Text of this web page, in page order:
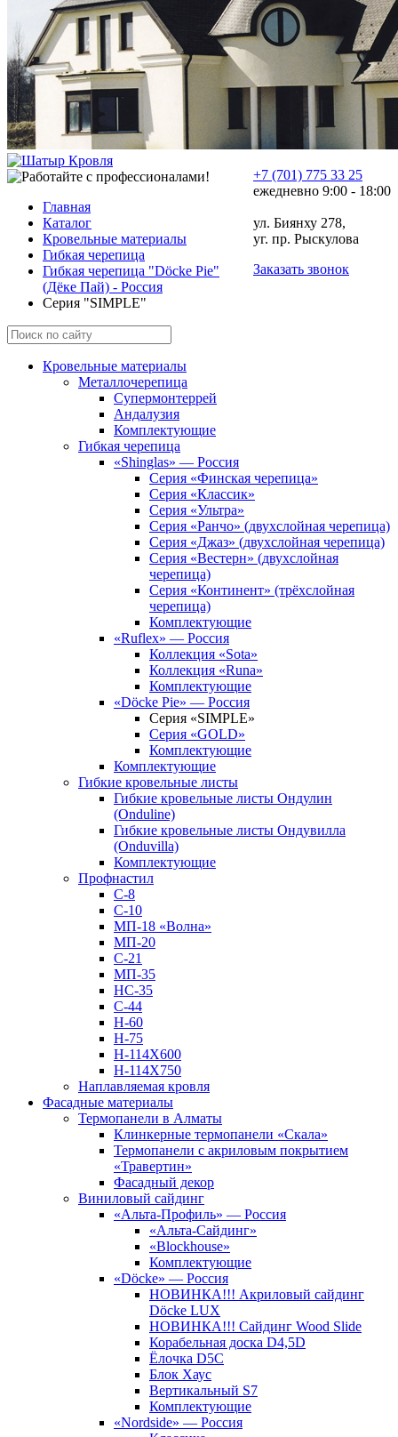
+7 (701) 775 33 25
ежедневно 9:00 - 18:00
ул. Биянху 278,
уг. пр. Рыскулова
Заказать звонок
Главная
Каталог
Кровельные материалы
Гибкая черепица
Гибкая черепица "Döcke Pie"
(Дёке Пай) - Россия
Серия "SIMPLE"
Кровельные материалы
Металлочерепица
Супермонтеррей
Андалузия
Комплектующие
Гибкая черепица
«Shinglas» — Россия
Серия «Финская черепица»
Серия «Классик»
Серия «Ультра»
Серия «Ранчо» (двухслойная черепица)
Серия «Джаз» (двухслойная черепица)
Серия «Вестерн» (двухслойная
черепица)
Серия «Континент» (трёхслойная
черепица)
Комплектующие
«Ruflex» — Россия
Коллекция «Sota»
Коллекция «Runa»
Комплектующие
«Döcke Pie» — Россия
Серия «SIMPLE»
Серия «GOLD»
Комплектующие
Комплектующие
Гибкие кровельные листы
Гибкие кровельные листы Ондулин
(Onduline)
Гибкие кровельные листы Ондувилла
(Onduvilla)
Комплектующие
Профнастил
С-8
С-10
МП-18 «Волна»
МП-20
С-21
МП-35
НС-35
С-44
Н-60
Н-75
Н-114Х600
Н-114Х750
Наплавляемая кровля
Фасадные материалы
Термопанели в Алматы
Клинкерные термопанели «Скала»
Термопанели с акриловым покрытием
«Травертин»
Фасадный декор
Виниловый сайдинг
«Альта-Профиль» — Россия
«Альта-Сайдинг»
«Blockhouse»
Комплектующие
«Döcke» — Россия
НОВИНКА!!! Акриловый сайдинг
Döcke LUX
НОВИНКА!!! Сайдинг Wood Slide
Корабельная доска D4,5D
Ёлочка D5C
Блок Хаус
Вертикальный S7
Комплектующие
«Nordside» — Россия